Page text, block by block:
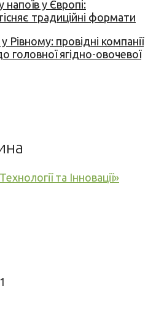
у Європі:
традиційні формати
провідні компанії
головної ягідно-овочевої
та Інновації»